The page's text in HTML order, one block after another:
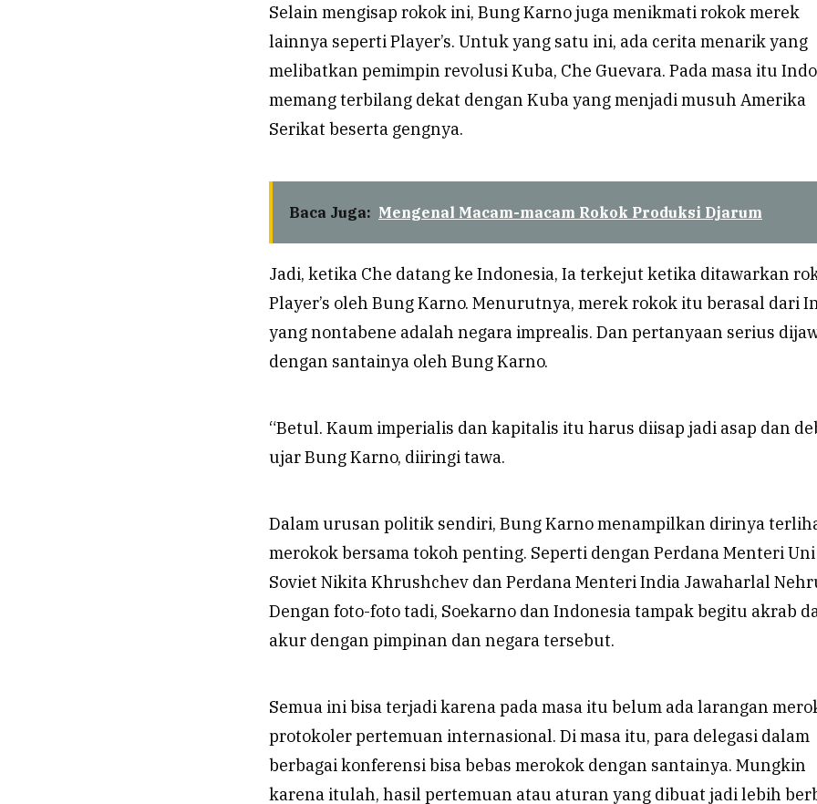
Selain mengisap rokok ini, Bung Karno juga menikmati rokok merek
lainnya seperti Player’s. Untuk yang satu ini, ada cerita menarik yang
melibatkan pemimpin revolusi Kuba, Che Guevara. Pada masa itu
memang terbilang dekat dengan Kuba yang menjadi musuh Amerika
Serikat beserta gengnya.
Baca Juga: Mengenal Macam-macam Rokok Produksi Djarum
Jadi, ketika Che datang ke Indonesia, Ia terkejut ketika ditawarkan
Player’s oleh Bung Karno. Menurutnya, merek rokok itu berasal dari
yang nontabene adalah negara imprealis. Dan pertanyaan serius
dengan santainya oleh Bung Karno.
“Betul. Kaum imperialis dan kapitalis itu harus diisap jadi asap dan
ujar Bung Karno, diiringi tawa.
Dalam urusan politik sendiri, Bung Karno menampilkan dirinya
merokok bersama tokoh penting. Seperti dengan Perdana Menteri Uni
Soviet Nikita Khrushchev dan Perdana Menteri India Jawaharlal
Dengan foto-foto tadi, Soekarno dan Indonesia tampak begitu akrab
akur dengan pimpinan dan negara tersebut.
Semua ini bisa terjadi karena pada masa itu belum ada larangan
protokoler pertemuan internasional. Di masa itu, para delegasi dalam
berbagai konferensi bisa bebas merokok dengan santainya. Mungkin
karena itulah, hasil pertemuan atau aturan yang dibuat jadi lebih